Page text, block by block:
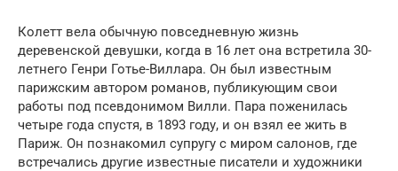
Колетт вела обычную повседневную жизнь
деревенской девушки, когда в 16 лет она встретила 30-
летнего Генри Готье-Виллара. Он был известным
парижским автором романов, публикующим свои
работы под псевдонимом Вилли. Пара поженилась
четыре года спустя, в 1893 году, и он взял ее жить в
Париж. Он познакомил супругу с миром салонов, где
встречались другие известные писатели и художники